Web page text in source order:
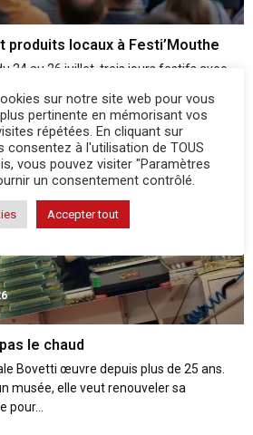
locaux à Festi’Mouthe
24 au 26 juillet, trois jours festifs avec
le chaud
Bovetti œuvre depuis plus de 25 ans.
musée, elle veut renouveler sa
sur notre site web pour vous
pertinente en mémorisant vos
répétées. En cliquant sur
consentez à l'utilisation de TOUS
vous pouvez visiter "Paramètres
un consentement contrôlé.
Accepter tout